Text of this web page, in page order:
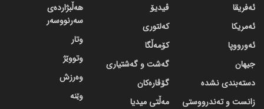
ئەفریقا
ئەمریکا
ئەورووپا
جیهان
دسته‌بندی نشده
زانست و تەندرووستی
ڤیدیۆ
کەلتوری
کۆمەڵگا
گه‌شت و گه‌شتیاری
گۆڤاره‌کان
مەڵتی میدیا
هەڵبژاردەی
سەرنووسەر
وتار
وتووێژ
وەرزش
وێنە